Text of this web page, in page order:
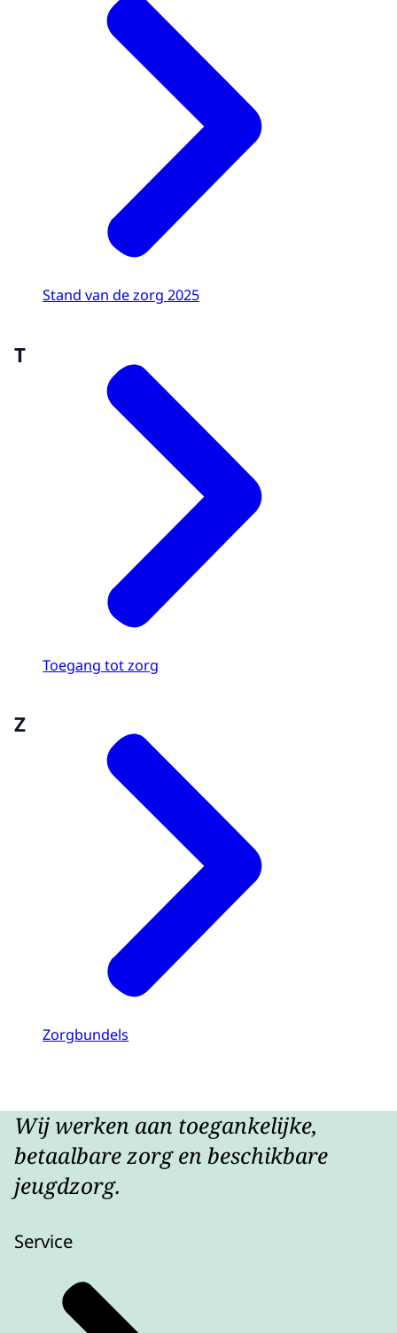
Stand van de zorg 2025
T
Toegang tot zorg
Z
Zorgbundels
Wij werken aan toegankelijke,
betaalbare zorg en beschikbare
jeugdzorg.
Service